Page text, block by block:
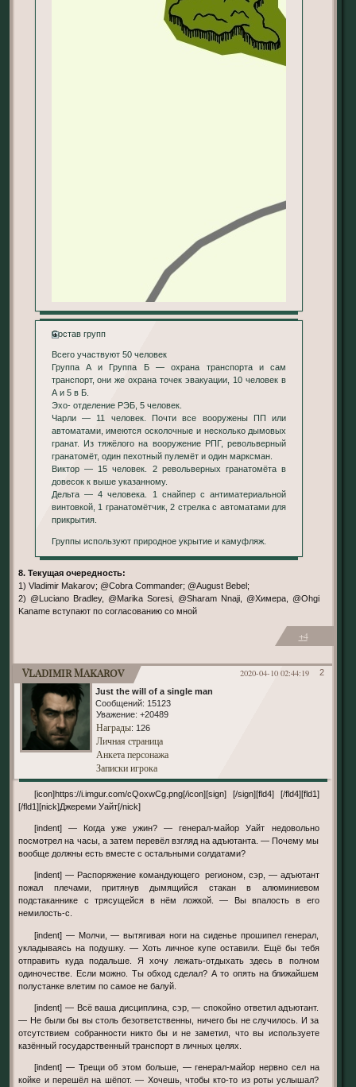
Состав групп
Всего участвуют 50 человек
Группа А и Группа Б — охрана транспорта и сам
транспорт, они же охрана точек эвакуации, 10 человек в
А и 5 в Б.
Эхо- отделение РЭБ, 5 человек.
Чарли — 11 человек. Почти все вооружены ПП или
автоматами, имеются осколочные и несколько дымовых
гранат. Из тяжёлого на вооружение РПГ, револьверный
гранатомёт, один пехотный пулемёт и один марксман.
Виктор — 15 человек. 2 револьверных гранатомёта в
довесок к выше указанному.
Дельта — 4 человека. 1 снайпер с антиматериальной
винтовкой, 1 гранатомётчик, 2 стрелка с автоматами для
прикрытия.
Группы используют природное укрытие и камуфляж.
8. Текущая очередность:
1) Vladimir Makarov; @Cobra Commander; @August Bebel;
2) @Luciano Bradley, @Marika Soresi, @Sharam Nnaji, @Химера, @Ohgi
Kaname вступают по согласованию со мной
+4
2
2020-04-10 02:44:19
Vladimir Makarov
Just the will of a single man
Сообщений: 15123
Уважение: +20489
Награды: 126
Личная страница
Анкета персонажа
Записки игрока
[icon]https://i.imgur.com/cQoxwCg.png[/icon][sign] [/sign][fld4] [/fld4][fld1]
[/fld1][nick]Джереми Уайт[/nick]
[indent] — Когда уже ужин? — генерал-майор Уайт недовольно
посмотрел на часы, а затем перевёл взгляд на адъютанта. — Почему мы
вообще должны есть вместе с остальными солдатами?
[indent] — Распоряжение командующего регионом, сэр, — адъютант
пожал плечами, притянув дымящийся стакан в алюминиевом
подстаканнике с трясущейся в нём ложкой. — Вы впалость в его
немилость-с.
[indent] — Молчи, — вытягивая ноги на сиденье прошипел генерал,
укладываясь на подушку. — Хоть личное купе оставили. Ещё бы тебя
отправить куда подальше. Я хочу лежать-отдыхать здесь в полном
одиночестве. Если можно. Ты обход сделал? А то опять на ближайшем
полустанке влетим по самое не балуй.
[indent] — Всё ваша дисциплина, сэр, — спокойно ответил адъютант.
— Не были бы вы столь безответственны, ничего бы не случилось. И за
отсутствием собранности никто бы и не заметил, что вы используете
казённый государственный транспорт в личных целях.
[indent] — Трещи об этом больше, — генерал-майор нервно сел на
койке и перешёл на шёпот. — Хочешь, чтобы кто-то из роты услышал?